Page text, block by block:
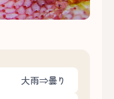
大雨⇒曇り